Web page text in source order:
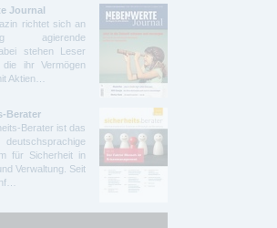
Journal
richtet sich an
agierende
stehen Leser
ihr Vermögen
Aktien…
Berater
Berater ist das
für Sicherheit in
Verwaltung. Seit